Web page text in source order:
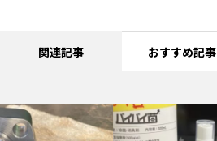
関連記事 おすすめ記事